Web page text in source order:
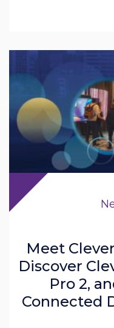
Meet
Discover
Pro 2,
Connected